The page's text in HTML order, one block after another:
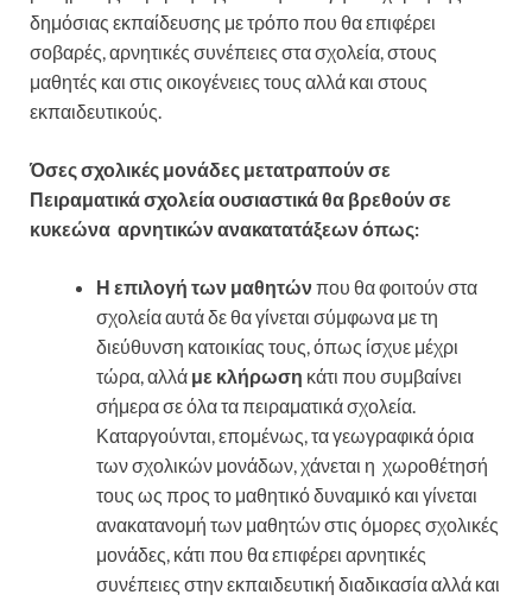
δημόσιας εκπαίδευσης με τρόπο που θα επιφέρει
σοβαρές, αρνητικές συνέπειες στα σχολεία, στους
μαθητές και στις οικογένειες τους αλλά και στους
εκπαιδευτικούς.
Όσες σχολικές μονάδες μετατραπούν σε
Πειραματικά σχολεία ουσιαστικά θα βρεθούν σε
κυκεώνα αρνητικών ανακατατάξεων όπως:
Η επιλογή των μαθητώνπου θα φοιτούν στα
σχολεία αυτά δε θα γίνεται σύμφωνα με τη
διεύθυνση κατοικίας τους, όπως ίσχυε μέχρι
τώρα, αλλά με κλήρωση κάτι που συμβαίνει
σήμερα σε όλα τα πειραματικά σχολεία.
Καταργούνται, επομένως, τα γεωγραφικά όρια
των σχολικών μονάδων, χάνεται η χωροθέτησή
τους ως προς το μαθητικό δυναμικό και γίνεται
ανακατανομή των μαθητών στις όμορες σχολικές
μονάδες, κάτι που θα επιφέρει αρνητικές
συνέπειες στην εκπαιδευτική διαδικασία αλλά και